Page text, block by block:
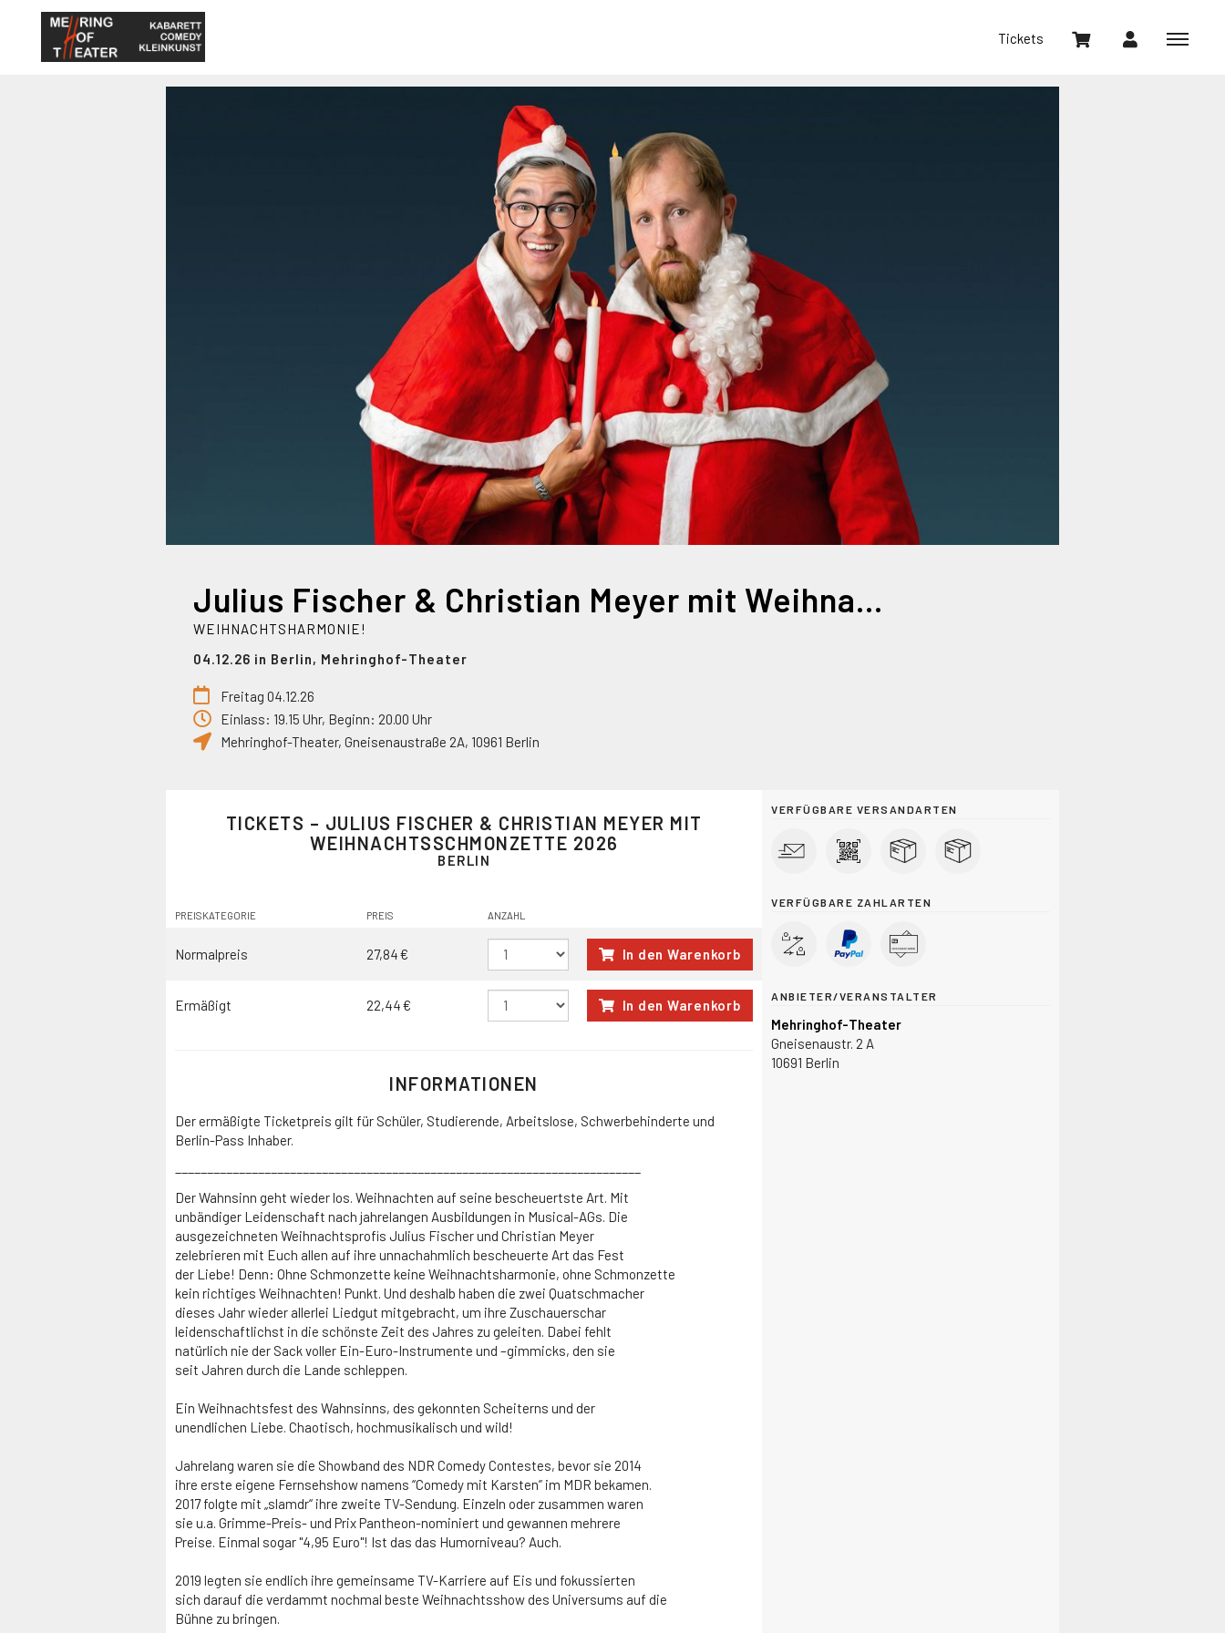
Tickets
Julius Fischer & Christian Meyer mit Weihnachtsschmonzette 2026
WEIHNACHTSHARMONIE!
04.12.26 in Berlin, Mehringhof-Theater
Freitag 04.12.26
Einlass: 19.15 Uhr, Beginn: 20.00 Uhr
Mehringhof-Theater, Gneisenaustraße 2A, 10961 Berlin
TICKETS – JULIUS FISCHER & CHRISTIAN MEYER MIT
WEIHNACHTSSCHMONZETTE 2026
BERLIN
PREISKATEGORIE PREIS ANZAHL
Normalpreis 27,84 € In den Warenkorb
Ermäßigt 22,44 € In den Warenkorb
INFORMATIONEN
Der ermäßigte Ticketpreis gilt für Schüler, Studierende, Arbeitslose, Schwerbehinderte und
Berlin-Pass Inhaber.
Der Wahnsinn geht wieder los. Weihnachten auf seine bescheuertste Art. Mit
unbändiger Leidenschaft nach jahrelangen Ausbildungen in Musical-AGs. Die
ausgezeichneten Weihnachtsprofis Julius Fischer und Christian Meyer
zelebrieren mit Euch allen auf ihre unnachahmlich bescheuerte Art das Fest
der Liebe! Denn: Ohne Schmonzette keine Weihnachtsharmonie, ohne Schmonzette
kein richtiges Weihnachten! Punkt. Und deshalb haben die zwei Quatschmacher
dieses Jahr wieder allerlei Liedgut mitgebracht, um ihre Zuschauerschar
leidenschaftlichst in die schönste Zeit des Jahres zu geleiten. Dabei fehlt
natürlich nie der Sack voller Ein-Euro-Instrumente und –gimmicks, den sie
seit Jahren durch die Lande schleppen.
Ein Weihnachtsfest des Wahnsinns, des gekonnten Scheiterns und der
unendlichen Liebe. Chaotisch, hochmusikalisch und wild!
Jahrelang waren sie die Showband des NDR Comedy Contestes, bevor sie 2014
ihre erste eigene Fernsehshow namens “Comedy mit Karsten” im MDR bekamen.
2017 folgte mit „slamdr“ ihre zweite TV-Sendung. Einzeln oder zusammen waren
sie u.a. Grimme-Preis- und Prix Pantheon-nominiert und gewannen mehrere
Preise. Einmal sogar "4,95 Euro"! Ist das das Humorniveau? Auch.
2019 legten sie endlich ihre gemeinsame TV-Karriere auf Eis und fokussierten
sich darauf die verdammt nochmal beste Weihnachtsshow des Universums auf die
Bühne zu bringen.
VERFÜGBARE VERSANDARTEN
VERFÜGBARE ZAHLARTEN
ANBIETER/VERANSTALTER
Mehringhof-Theater
Gneisenaustr. 2 A
10691 Berlin